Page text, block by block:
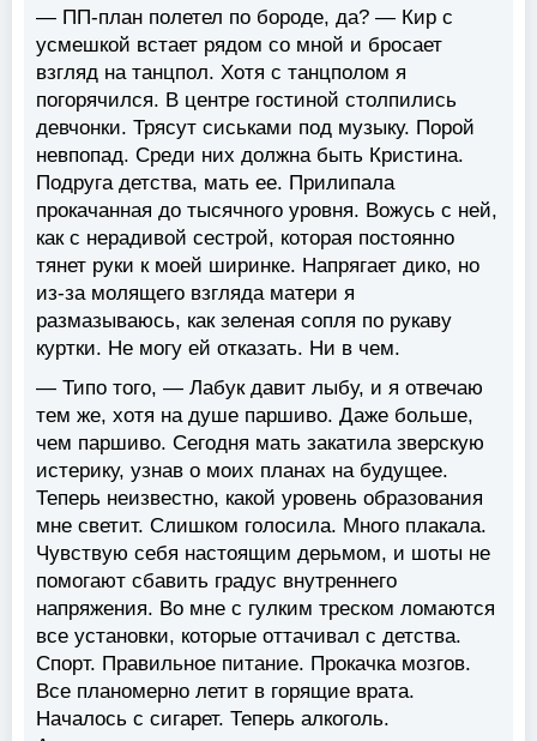
— ПП-план полетел по бороде, да? — Кир с
усмешкой встает рядом со мной и бросает
взгляд на танцпол. Хотя с танцполом я
погорячился. В центре гостиной столпились
девчонки. Трясут сиськами под музыку. Порой
невпопад. Среди них должна быть Кристина.
Подруга детства, мать ее. Прилипала
прокачанная до тысячного уровня. Вожусь с ней,
как с нерадивой сестрой, которая постоянно
тянет руки к моей ширинке. Напрягает дико, но
из-за молящего взгляда матери я
размазываюсь, как зеленая сопля по рукаву
куртки. Не могу ей отказать. Ни в чем.
— Типо того, — Лабук давит лыбу, и я отвечаю
тем же, хотя на душе паршиво. Даже больше,
чем паршиво. Сегодня мать закатила зверскую
истерику, узнав о моих планах на будущее.
Теперь неизвестно, какой уровень образования
мне светит. Слишком голосила. Много плакала.
Чувствую себя настоящим дерьмом, и шоты не
помогают сбавить градус внутреннего
напряжения. Во мне с гулким треском ломаются
все установки, которые оттачивал с детства.
Спорт. Правильное питание. Прокачка мозгов.
Все планомерно летит в горящие врата.
Началось с сигарет. Теперь алкоголь.